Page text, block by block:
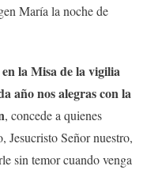
María la noche de
la Misa de la vigilia
año nos alegras con la
, concede a quienes
Jesucristo Señor nuestro,
sin temor cuando venga